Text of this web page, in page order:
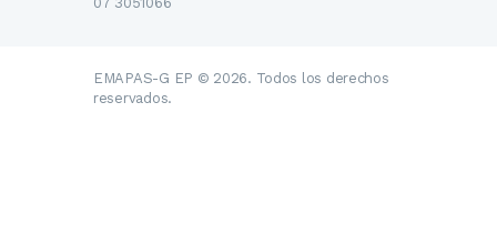
EMAPAS-G EP © 2026. Todos los derechos
reservados.